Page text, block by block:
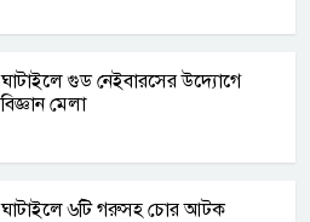
ঘাটাইলে গুড নেইবারসের উদ্যোগে
বিজ্ঞান মেলা
ঘাটাইলে ৬টি গরুসহ চোর আটক